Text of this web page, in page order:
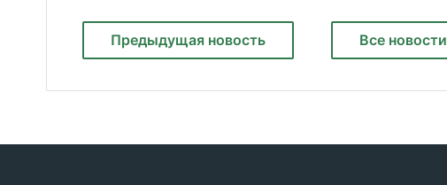
Предыдущая новость Все новости